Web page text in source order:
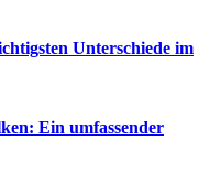
Unterschiede im
Ein umfassender